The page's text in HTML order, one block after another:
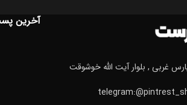
غربی , بلوار آیت الله خوشوقت
آخرین